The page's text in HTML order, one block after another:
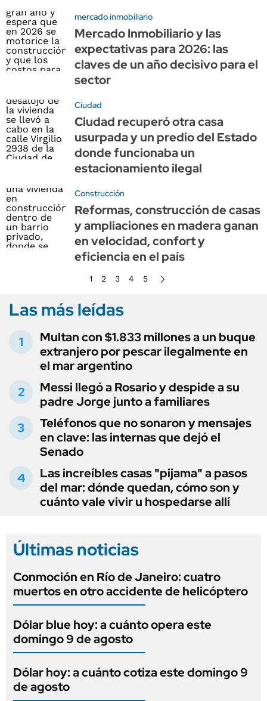
mercado inmobiliario
Mercado Inmobiliario y las
expectativas para 2026: las
claves de un año decisivo para el
sector
Ciudad
Ciudad recuperó otra casa
usurpada y un predio del Estado
donde funcionaba un
estacionamiento ilegal
Construcción
Reformas, construcción de casas
y ampliaciones en madera ganan
en velocidad, confort y
eficiencia en el país
1 2 3 4 5
Las más leídas
Multan con $1.833 millones a un buque
extranjero por pescar ilegalmente en
el mar argentino
Messi llegó a Rosario y despide a su
padre Jorge junto a familiares
Teléfonos que no sonaron y mensajes
en clave: las internas que dejó el
Senado
Las increíbles casas "pijama" a pasos
del mar: dónde quedan, cómo son y
cuánto vale vivir u hospedarse allí
Últimas noticias
Conmoción en Río de Janeiro: cuatro
muertos en otro accidente de helicóptero
Dólar blue hoy: a cuánto opera este
domingo 9 de agosto
Dólar hoy: a cuánto cotiza este domingo 9
de agosto